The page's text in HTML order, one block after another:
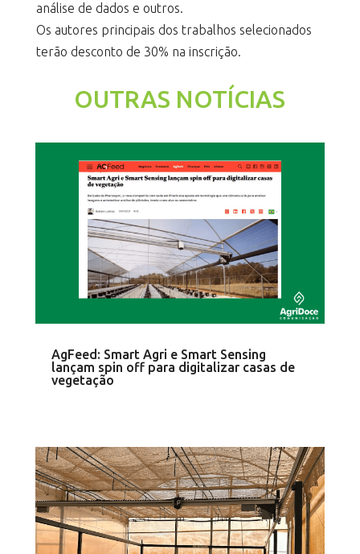
análise de dados e outros.
Os autores principais dos trabalhos selecionados
terão desconto de 30% na inscrição.
OUTRAS NOTÍCIAS
AgFeed: Smart Agri e Smart Sensing
lançam spin off para digitalizar casas de
vegetação